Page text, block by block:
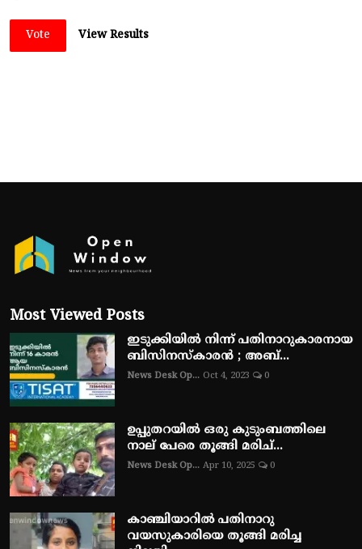
Vote View Results
Most Viewed Posts
ഇടുക്കിയിൽ നിന്ന് പതിനാറുകാരനായ
ബിസിനസ്‌കാരൻ ; അബ്...
News Desk Op... Oct 4, 2023 0
ഉപ്പുതറയിൽ ഒരു കുടുംബത്തിലെ
നാല് പേരെ തൂങ്ങി മരിച്...
News Desk Op... Apr 10, 2025 0
കാഞ്ചിയാറിൽ പതിനാറു
വയസുകാരിയെ തൂങ്ങി മരിച്ച